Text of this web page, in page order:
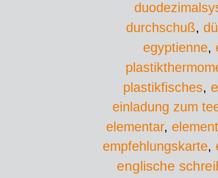
durchschuß,
egyptienne,
plastikfisches,
einladung zum
elementar,
empfehlungskarte,
englische